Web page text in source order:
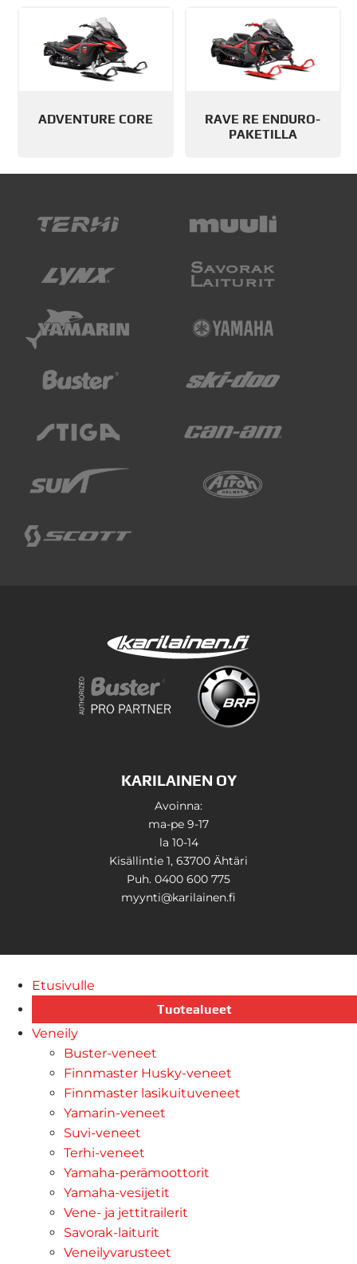
ADVENTURE CORE
RAVE RE ENDURO-
PAKETILLA
KARILAINEN OY
Avoinna:
ma-pe 9-17
la 10-14
Kisällintie 1, 63700 Ähtäri
Puh. 0400 600 775
myynti@karilainen.fi
Etusivulle
Tuotealueet
Veneily
Buster-veneet
Finnmaster Husky-veneet
Finnmaster lasikuituveneet
Yamarin-veneet
Suvi-veneet
Terhi-veneet
Yamaha-perämoottorit
Yamaha-vesijetit
Vene- ja jettitrailerit
Savorak-laiturit
Veneilyvarusteet